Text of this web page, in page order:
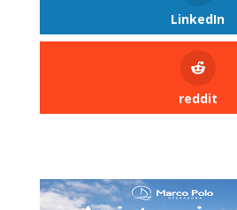
LinkedIn
reddit